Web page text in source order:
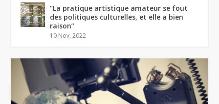
“La pratique artistique amateur se fout
des politiques culturelles, et elle a bien
raison”
10 Nov, 2022